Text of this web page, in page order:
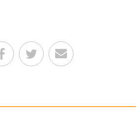
Teilen auf Facebook
Teilen auf Twitter
Per E-Mail senden